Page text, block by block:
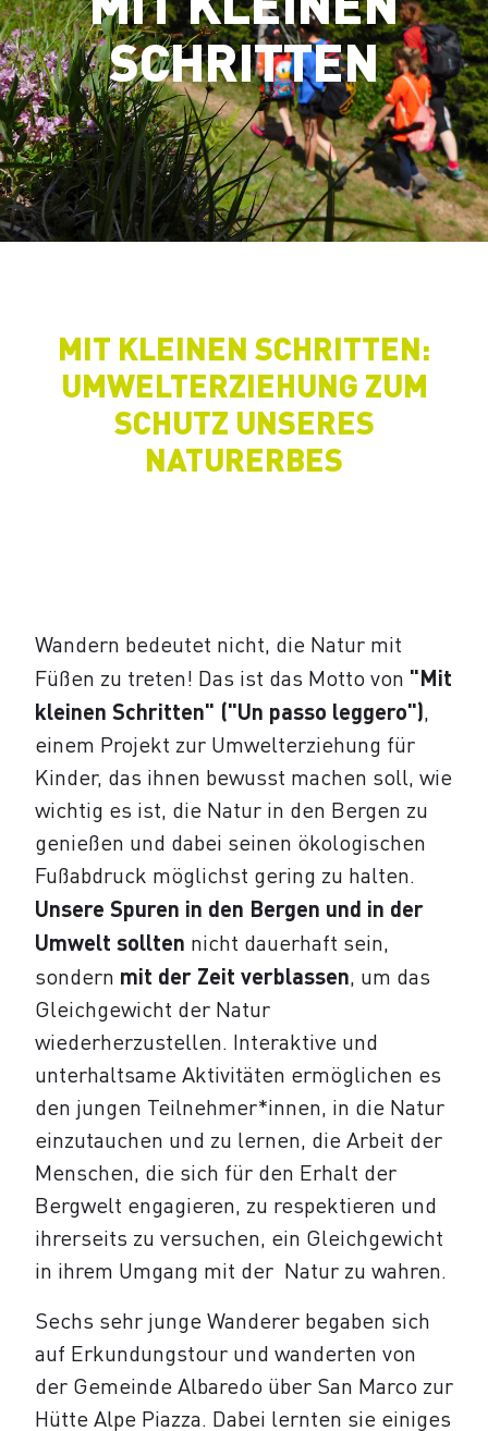
SCHRITTEN
MIT KLEINEN SCHRITTEN:
UMWELTERZIEHUNG ZUM
SCHUTZ UNSERES
NATURERBES
Wandern bedeutet nicht, die Natur mit
Füßen zu treten! Das ist das Motto von "Mit
kleinen Schritten" ("Un passo leggero"),
einem Projekt zur Umwelterziehung für
Kinder, das ihnen bewusst machen soll, wie
wichtig es ist, die Natur in den Bergen zu
genießen und dabei seinen ökologischen
Fußabdruck möglichst gering zu halten.
Unsere Spuren in den Bergen und in der
Umwelt sollten nicht dauerhaft sein,
sondern mit der Zeit verblassen, um das
Gleichgewicht der Natur
wiederherzustellen. Interaktive und
unterhaltsame Aktivitäten ermöglichen es
den jungen Teilnehmer*innen, in die Natur
einzutauchen und zu lernen, die Arbeit der
Menschen, die sich für den Erhalt der
Bergwelt engagieren, zu respektieren und
ihrerseits zu versuchen, ein Gleichgewicht
in ihrem Umgang mit der Natur zu wahren.
Sechs sehr junge Wanderer begaben sich
auf Erkundungstour und wanderten von
der Gemeinde Albaredo über San Marco zur
Hütte Alpe Piazza. Dabei lernten sie einiges